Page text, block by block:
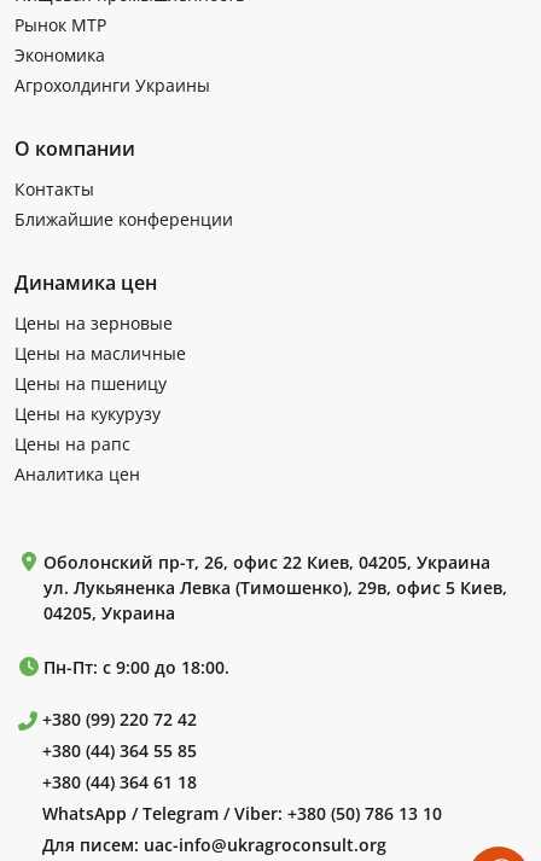
Рынок МТР
Экономика
Агрохолдинги Украины
О компании
Контакты
Ближайшие конференции
Динамика цен
Цены на зерновые
Цены на масличные
Цены на пшеницу
Цены на кукурузу
Цены на рапс
Аналитика цен
Оболонский пр-т, 26, офис 22 Киев, 04205, Украина
ул. Лукьяненка Левка (Тимошенко), 29в, офис 5 Киев,
04205, Украина
Пн-Пт: с 9:00 до 18:00.
+380 (99) 220 72 42
+380 (44) 364 55 85
+380 (44) 364 61 18
WhatsApp / Telegram / Viber: +380 (50) 786 13 10
Для писем: uac-info@ukragroconsult.org